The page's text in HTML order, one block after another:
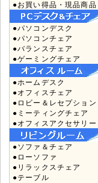
●お買い得品・現品商品
●パソコンデスク
●パソコンチェア
●バランスチェア
●ゲーミングチェア
●ホームデスク
●オフィスチェア
●ロビー＆レセプション
●ミーティングチェア
●オフィスアクセサリー
●ソファ＆チェア
●ローソファ
●リラックスチェア
●テーブル